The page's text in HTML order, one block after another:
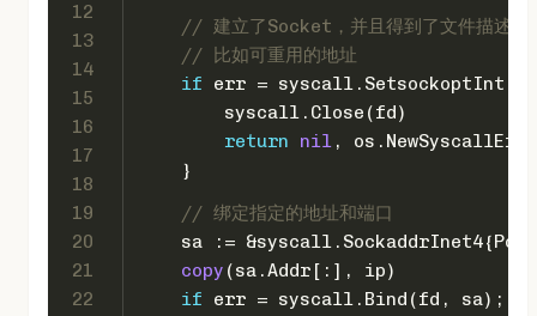
12
13
14
15
16
17
18
19
20
21
22
// 建立了Socket，并且得到了文件描述符
// 比如可重用的地址
if err = syscall.SetsockoptInt(fd,
        syscall.Close(fd)
return
nil ,
    }
// 绑定指定的地址和端口
sa :=
copy (sa.Addr[:], ip)
if err = syscall.Bind(fd, sa);